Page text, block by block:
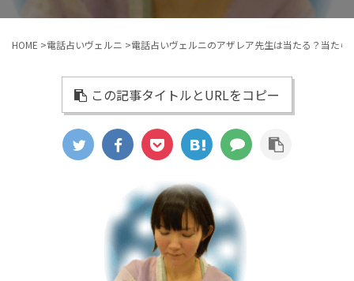
HOME >電話占いヴェルニ >電話占いヴェルニのアザレア先生は当たる？当た
この記事タイトルとURLをコピー